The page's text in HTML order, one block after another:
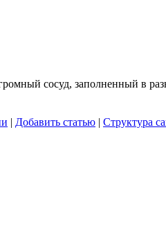
сосуд, заполненный в
| Добавить статью | Структура